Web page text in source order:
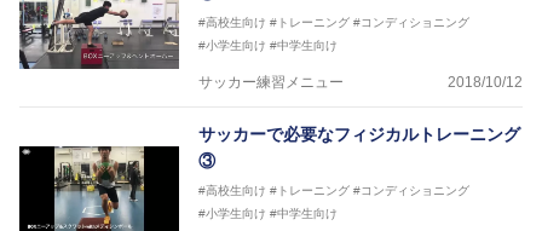
#高校生向け #トレーニング #コンディショニング
#小学生向け #中学生向け
サッカー練習メニュー 2018/10/12
サッカーで必要なフィジカルトレーニング
③
#高校生向け #トレーニング #コンディショニング
#小学生向け #中学生向け